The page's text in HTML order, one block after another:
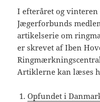
I efteråret og vinteren
Jægerforbunds
artikelserie om
er skrevet af Iben
Artiklerne kan læses
Opfundet i